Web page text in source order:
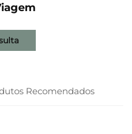
Recomendados